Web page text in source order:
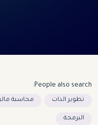
People also search:
تطوير الذات محاسبة
البرمجة